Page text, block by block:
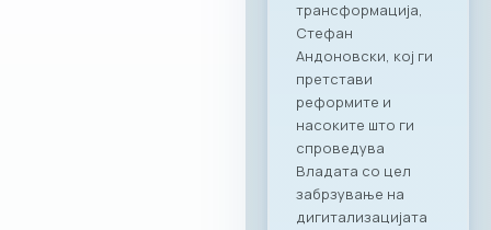
го одбележуваме
стратешко
партнерство со
МАСИТ. Веруваме
соработка ќе
донесе нови
можности и
вистинска